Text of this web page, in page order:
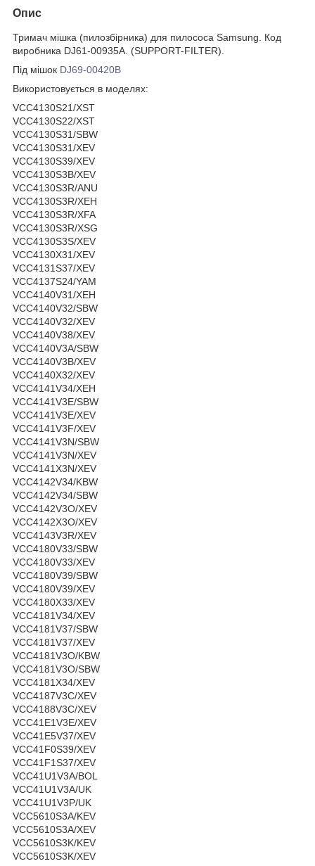
Опис
Тримач мішка (пилозбірника) для пилососа Samsung. Код
виробника DJ61-00935A. (SUPPORT-FILTER).
Під мішок DJ69-00420B
Використовується в моделях:
VCC4130S21/XST
VCC4130S22/XST
VCC4130S31/SBW
VCC4130S31/XEV
VCC4130S39/XEV
VCC4130S3B/XEV
VCC4130S3R/ANU
VCC4130S3R/XEH
VCC4130S3R/XFA
VCC4130S3R/XSG
VCC4130S3S/XEV
VCC4130X31/XEV
VCC4131S37/XEV
VCC4137S24/YAM
VCC4140V31/XEH
VCC4140V32/SBW
VCC4140V32/XEV
VCC4140V38/XEV
VCC4140V3A/SBW
VCC4140V3B/XEV
VCC4140X32/XEV
VCC4141V34/XEH
VCC4141V3E/SBW
VCC4141V3E/XEV
VCC4141V3F/XEV
VCC4141V3N/SBW
VCC4141V3N/XEV
VCC4141X3N/XEV
VCC4142V34/KBW
VCC4142V34/SBW
VCC4142V3O/XEV
VCC4142X3O/XEV
VCC4143V3R/XEV
VCC4180V33/SBW
VCC4180V33/XEV
VCC4180V39/SBW
VCC4180V39/XEV
VCC4180X33/XEV
VCC4181V34/XEV
VCC4181V37/SBW
VCC4181V37/XEV
VCC4181V3O/KBW
VCC4181V3O/SBW
VCC4181X34/XEV
VCC4187V3C/XEV
VCC4188V3C/XEV
VCC41E1V3E/XEV
VCC41E5V37/XEV
VCC41F0S39/XEV
VCC41F1S37/XEV
VCC41U1V3A/BOL
VCC41U1V3A/UK
VCC41U1V3P/UK
VCC5610S3A/KEV
VCC5610S3A/XEV
VCC5610S3K/KEV
VCC5610S3K/XEV